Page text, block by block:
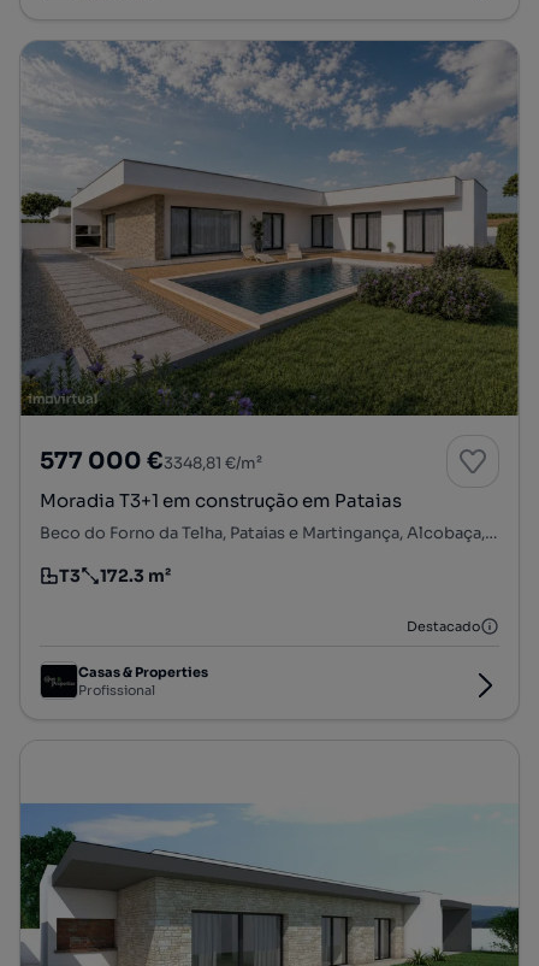
577 000 €3348,81 €/m²
Moradia T3+1 em construção em Pataias
Beco do Forno da Telha, Pataias e Martingança, Alcobaça, Leiria
Tipologia
T3
Preço por metro quadrado
172.3 m²
Destacado
Casas & Properties
Profissional